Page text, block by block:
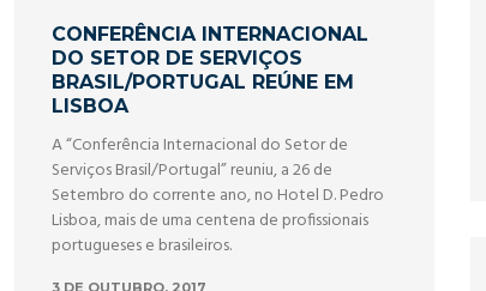
CONFERÊNCIA INTERNACIONAL
DO SETOR DE SERVIÇOS
BRASIL/PORTUGAL REÚNE EM
LISBOA
A “Conferência Internacional do Setor de
Serviços Brasil/Portugal” reuniu, a 26 de
Setembro do corrente ano, no Hotel D. Pedro
Lisboa, mais de uma centena de profissionais
portugueses e brasileiros.
3 DE OUTUBRO, 2017